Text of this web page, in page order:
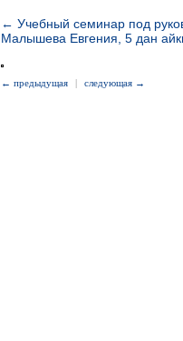
← Учебный семинар под
Малышева Евгения, 5 дан
← предыдущая | следующая →